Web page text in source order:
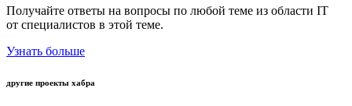
Получайте ответы на вопросы по любой теме из области IT
от специалистов в этой теме.
Узнать больше
другие проекты хабра